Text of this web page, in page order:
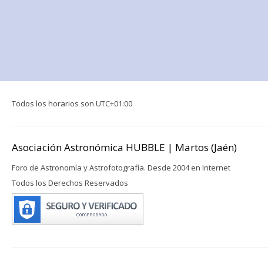
Todos los horarios son UTC+01:00
Asociación Astronómica HUBBLE | Martos (Jaén)
Foro de Astronomía y Astrofotografía. Desde 2004 en Internet
Todos los Derechos Reservados